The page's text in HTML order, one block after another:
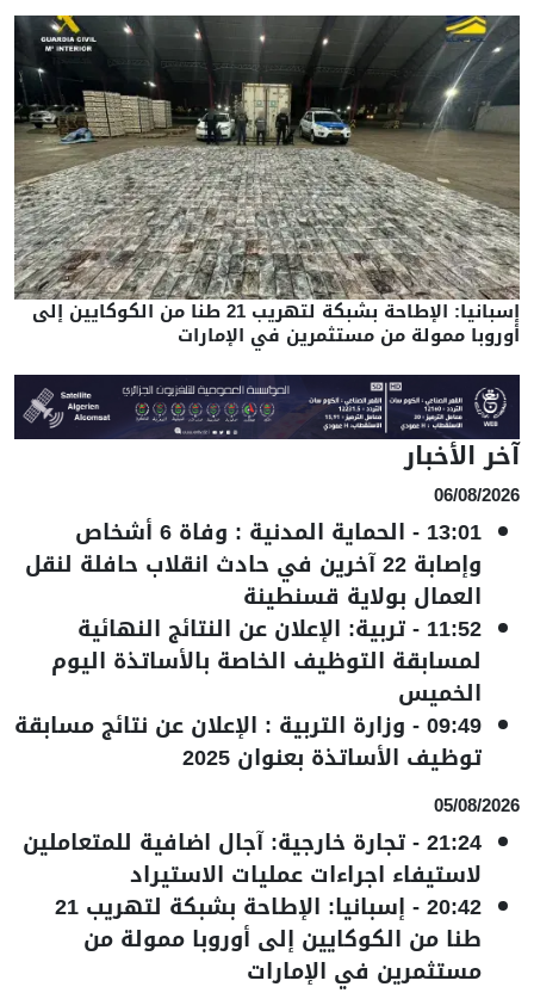
إسبانيا: الإطاحة بشبكة لتهريب 21 طنا من الكوكايين إلى
أوروبا ممولة من مستثمرين في الإمارات
آخر الأخبار
06/08/2026
13:01
- الحماية المدنية : وفاة 6 أشخاص
وإصابة 22 آخرين في حادث انقلاب حافلة لنقل
العمال بولاية قسنطينة
11:52
-تربية: الإعلان عن النتائج النهائية
لمسابقة التوظيف الخاصة بالأساتذة اليوم
الخميس
09:49
- وزارة التربية : الإعلان عن نتائج مسابقة
توظيف الأساتذة بعنوان 2025
05/08/2026
21:24
-تجارة خارجية: آجال اضافية للمتعاملين
لاستيفاء اجراءات عمليات الاستيراد
20:42
- إسبانيا: الإطاحة بشبكة لتهريب 21
طنا من الكوكايين إلى أوروبا ممولة من
مستثمرين في الإمارات